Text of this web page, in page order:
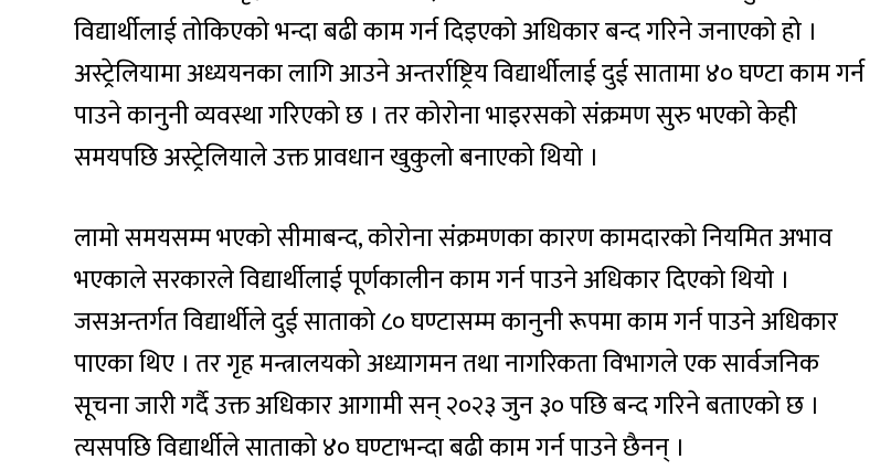
विद्यार्थीलाई तोकिएको भन्दा बढी काम गर्न दिइएको अधिकार बन्द गरिने जनाएको हो ।
अस्ट्रेलियामा अध्ययनका लागि आउने अन्तर्राष्ट्रिय विद्यार्थीलाई दुई सातामा ४० घण्टा काम गर्न
पाउने कानुनी व्यवस्था गरिएको छ । तर कोरोना भाइरसको संक्रमण सुरु भएको केही
समयपछि अस्ट्रेलियाले उक्त प्रावधान खुकुलो बनाएको थियो ।
लामो समयसम्म भएको सीमाबन्द, कोरोना संक्रमणका कारण कामदारको नियमित अभाव
भएकाले सरकारले विद्यार्थीलाई पूर्णकालीन काम गर्न पाउने अधिकार दिएको थियो ।
जसअन्तर्गत विद्यार्थीले दुई साताको ८० घण्टासम्म कानुनी रूपमा काम गर्न पाउने अधिकार
पाएका थिए । तर गृह मन्त्रालयको अध्यागमन तथा नागरिकता विभागले एक सार्वजनिक
सूचना जारी गर्दै उक्त अधिकार आगामी सन् २०२३ जुन ३० पछि बन्द गरिने बताएको छ ।
त्यसपछि विद्यार्थीले साताको ४० घण्टाभन्दा बढी काम गर्न पाउने छैनन् ।